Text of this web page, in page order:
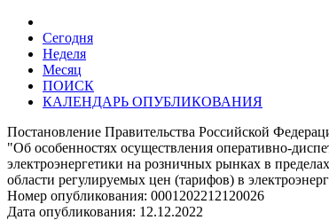
Сегодня
Неделя
Месяц
ПОИСК
КАЛЕНДАРЬ ОПУБЛИКОВАНИЯ
Постановление Правительства Российской
"Об особенностях осуществления оперативно-
электроэнергетики на розничных рынках в
области регулируемых цен (тарифов) в
Номер опубликования: 0001202212120026
Дата опубликования: 12.12.2022